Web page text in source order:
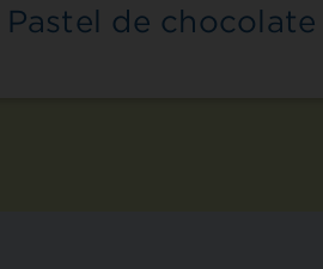
Pastel de chocolate